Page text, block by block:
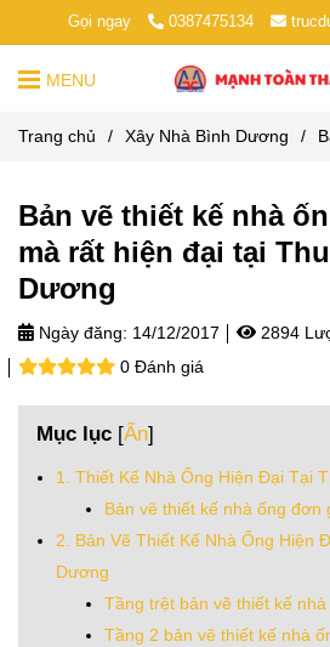
Gọi ngay 0387475134
MENU
Trang chủ / Xây Nhà Bình Dương /
Bản vẽ thiết kế nhà
mà rất hiện đại tại
Dương
Ngày đăng: 14/12/2017
2894
0 Đánh giá
Mục lục [Ẩn]
1. Thiết Kế Nhà Ống Hiện Đại Tại
Bản vẽ thiết kế nhà ống đơn
2. Bản Vẽ Thiết Kế Nhà Ống Hiện
Dương
Tầng trệt bản vẽ thiết kế
Tầng 2 bản vẽ thiết kế nhà